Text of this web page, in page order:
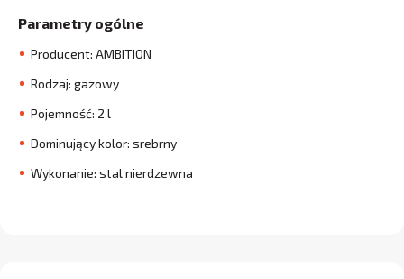
Parametry ogólne
Producent: AMBITION
Rodzaj: gazowy
Pojemność: 2 l
Dominujący kolor: srebrny
Wykonanie: stal nierdzewna